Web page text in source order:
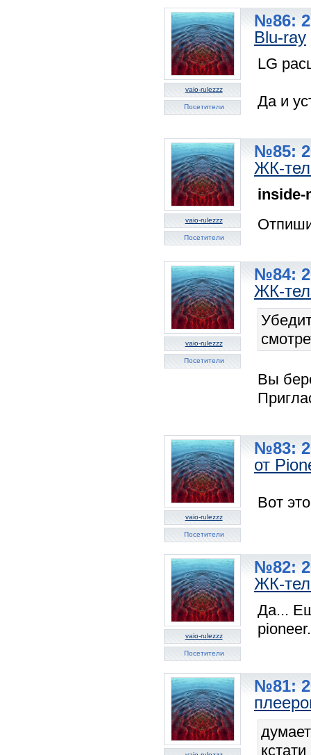
vaio-rulezzz
Посетители
№86:
Blu-ray
LG
Да и
vaio-rulezzz
Посетители
№85:
ЖК-
inside-
vaio-rulezzz
Посетители
№84:
ЖК-
Вы
vaio-rulezzz
Посетители
№83:
от
Вот
vaio-rulezzz
Посетители
№82:
ЖК-
Да...
pioneer.
№81: